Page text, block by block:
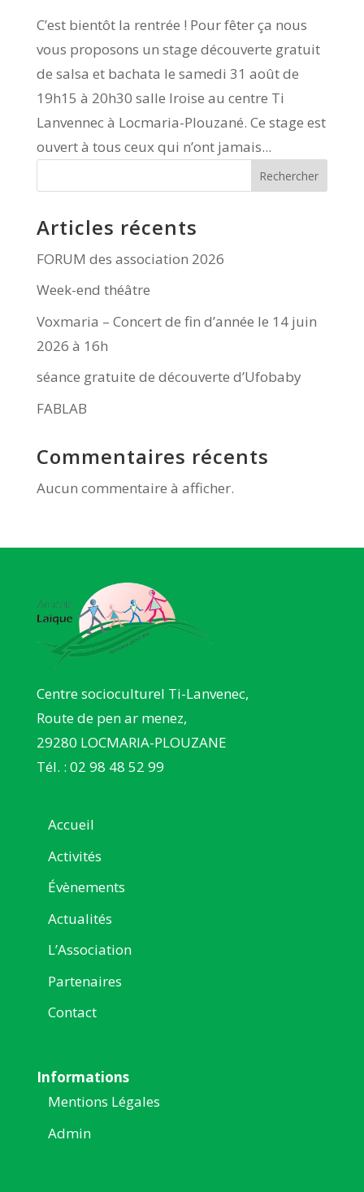
C’est bientôt la rentrée ! Pour fêter ça nous
vous proposons un stage découverte gratuit
de salsa et bachata le samedi 31 août de
19h15 à 20h30 salle Iroise au centre Ti
Lanvennec à Locmaria-Plouzané. Ce stage est
ouvert à tous ceux qui n’ont jamais...
Rechercher
Articles récents
FORUM des association 2026
Week-end théâtre
Voxmaria – Concert de fin d’année le 14 juin
2026 à 16h
séance gratuite de découverte d’Ufobaby
FABLAB
Commentaires récents
Aucun commentaire à afficher.
Centre socioculturel Ti-Lanvenec,
Route de pen ar menez,
29280 LOCMARIA-PLOUZANE
Tél. : 02 98 48 52 99
Accueil
Activités
Évènements
Actualités
L’Association
Partenaires
Contact
Informations
Mentions Légales
Admin